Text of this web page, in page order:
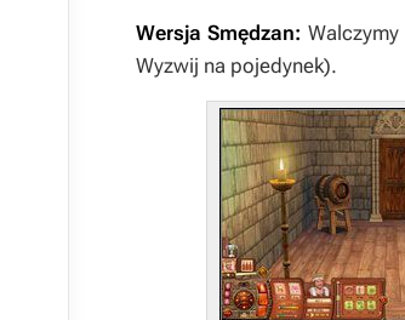
Wersja Smędzan:
Wyzwij na pojedynek).